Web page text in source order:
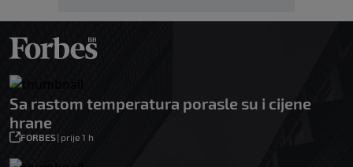
Sa rastom temperatura porasle su i cijene
hrane
FORBES| prije 1 h